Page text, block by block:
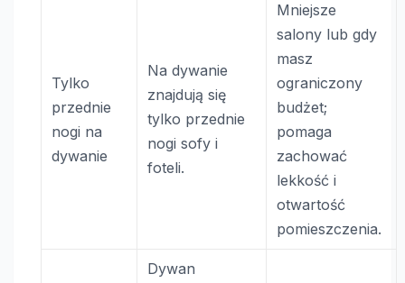
Tylko
przednie
nogi na
dywanie
Na dywanie
znajdują się
tylko przednie
nogi sofy i
foteli.
Mniejsze
salony lub gdy
masz
ograniczony
budżet;
pomaga
zachować
lekkość i
otwartość
pomieszczenia.
Dywan